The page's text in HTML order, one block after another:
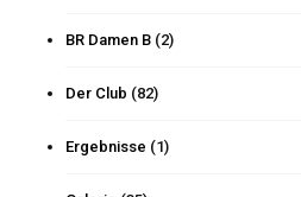
BR Damen B (2)
Der Club (82)
Ergebnisse (1)